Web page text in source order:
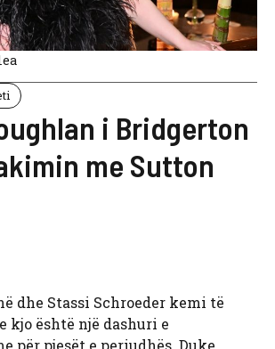
i Bridgerton
me Sutton
dhe Stassi Schroeder kemi të
kjo është një dashuri e
për pjesët e periudhës. Duke